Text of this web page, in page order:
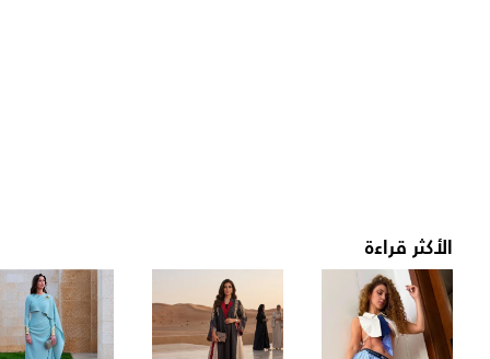
الأكثر قراءة